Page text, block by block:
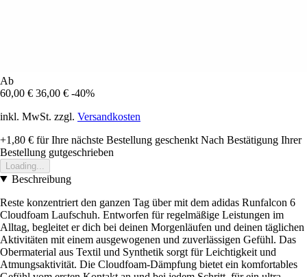
Ab
60,00 € 36,00 € -40%
inkl. MwSt. zzgl. Versandkosten
+1,80 € für Ihre nächste Bestellung geschenkt Nach Bestätigung Ihrer
Bestellung gutgeschrieben
Loading...
Beschreibung
Reste konzentriert den ganzen Tag über mit dem adidas Runfalcon 6
Cloudfoam Laufschuh. Entworfen für regelmäßige Leistungen im
Alltag, begleitet er dich bei deinen Morgenläufen und deinen täglichen
Aktivitäten mit einem ausgewogenen und zuverlässigen Gefühl. Das
Obermaterial aus Textil und Synthetik sorgt für Leichtigkeit und
Atmungsaktivität. Die Cloudfoam-Dämpfung bietet ein komfortables